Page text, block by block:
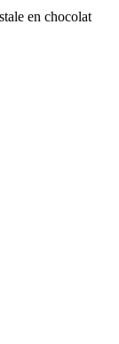
en chocolat